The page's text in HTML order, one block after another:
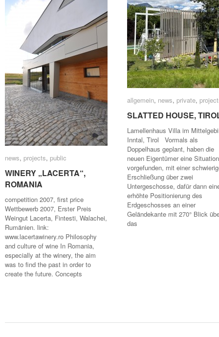
allgemein, news, private,
SLATTED HOUSE,
Lamellenhaus Villa im
Inntal, Tirol Vormals als
Doppelhaus geplant, haben die
neuen Eigentümer eine Situation
vorgefunden, mit einer
Erschließung über zwei
Untergeschosse, dafür dann
erhöhte Positionierung des
Erdgeschosses an einer
Geländekante mit 270° Blick
das
allgemein news private
SLATTED HOUSE,
news, projects, public
WINERY „LACERTA“,
ROMANIA
competition 2007, first price
Wettbewerb 2007, Erster Preis
Weingut Lacerta, Fintesti, Walachei,
Rumänien. link:
www.lacertawinery.ro Philosophy
and culture of wine In Romania,
especially at the winery, the aim
was to find the past in order to
create the future. Concepts
news projects public
WINERY „LACERTA“,
ROMANIA